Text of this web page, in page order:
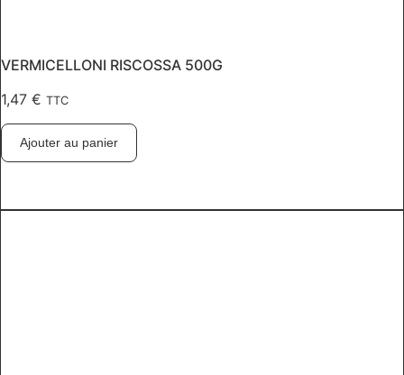
VERMICELLONI RISCOSSA 500G
1,47 € TTC
Ajouter au panier